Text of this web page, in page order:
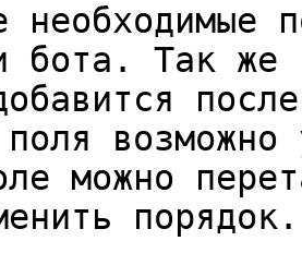
необходимые
бота. Так же
поля
можно
порядок.